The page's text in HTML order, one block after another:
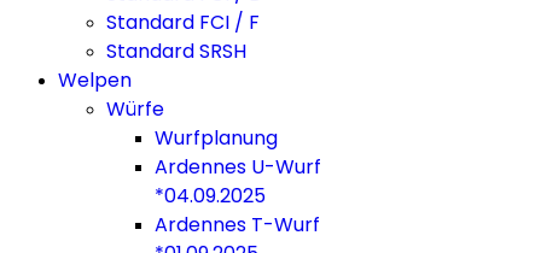
Standard FCI / F
Standard SRSH
Welpen
Würfe
Wurfplanung
Ardennes U-Wurf
*04.09.2025
Ardennes T-Wurf